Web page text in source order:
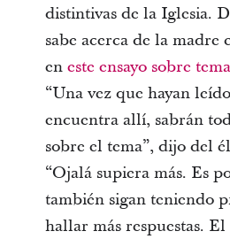
distintivas de la Iglesia.
sabe acerca de la madre
en este ensayo sobre
“Una vez que hayan
encuentra allí, sabrán
sobre el tema”, dijo del
“Ojalá supiera más. Es
también sigan teniendo
hallar más respuestas.